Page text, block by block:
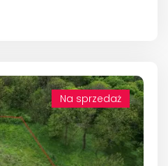
Na sprzedaż